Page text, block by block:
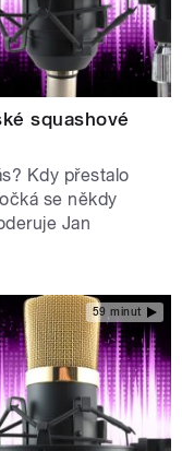
squashové
Kdy přestalo
se někdy
Jan
59 minut